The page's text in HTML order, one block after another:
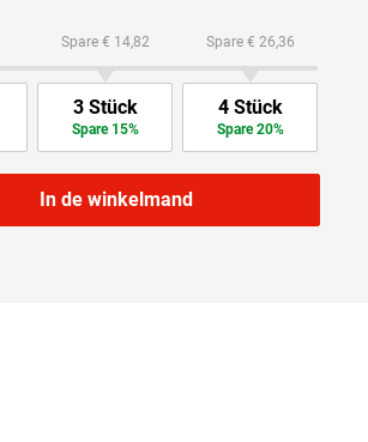
Spare € 14,82
3 Stück
Spare 15%
Spare € 26,36
4 Stück
Spare 20%
In de winkelmand